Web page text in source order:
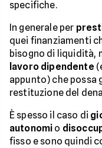
specifiche.
In generale per
quei finanziamenti
bisogno di liquidità,
lavoro dipendente
appunto) che possa
restituzione del
È spesso il caso di
autonomi o
fisso e sono quindi